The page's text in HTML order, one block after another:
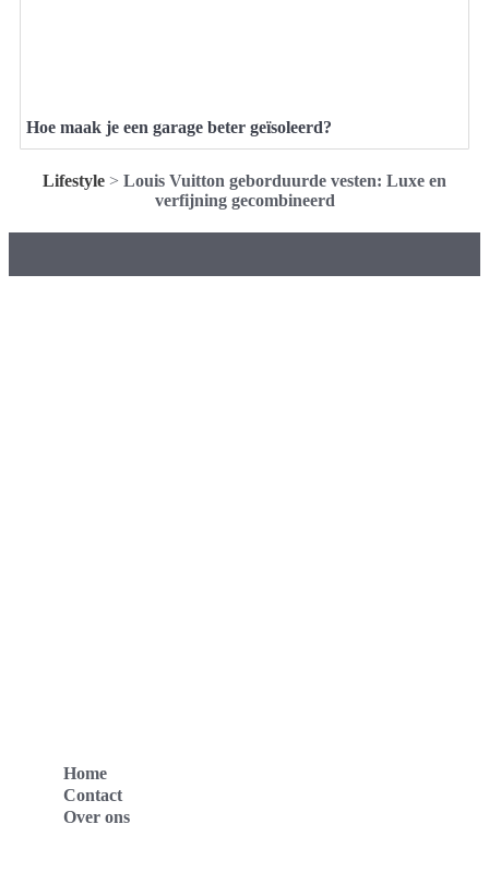
Hoe maak je een garage beter geïsoleerd?
Lifestyle > Louis Vuitton geborduurde vesten: Luxe en
verfijning gecombineerd
Home
Contact
Over ons